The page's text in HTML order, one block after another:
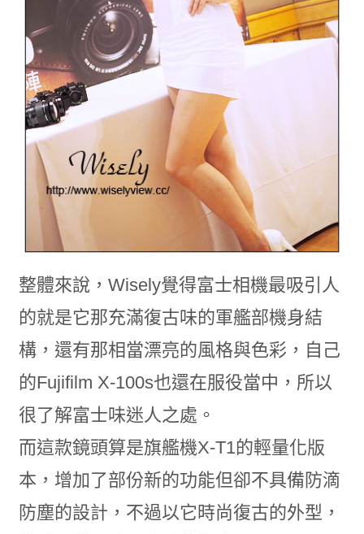
整體來說，Wisely覺得富士相機最吸引人
的就是它那充滿復古味的軍艦部機身結
構，還有那相當漂亮的風格與色彩，自己
的Fujifilm X-100s也還在服役當中，所以
很了解富士味迷人之處。
而這款鏡頭算是旗艦機X-T1的輕量化版
本，增加了部份新的功能但卻不具備防滴
防塵的設計，不過以它時尚復古的外型，